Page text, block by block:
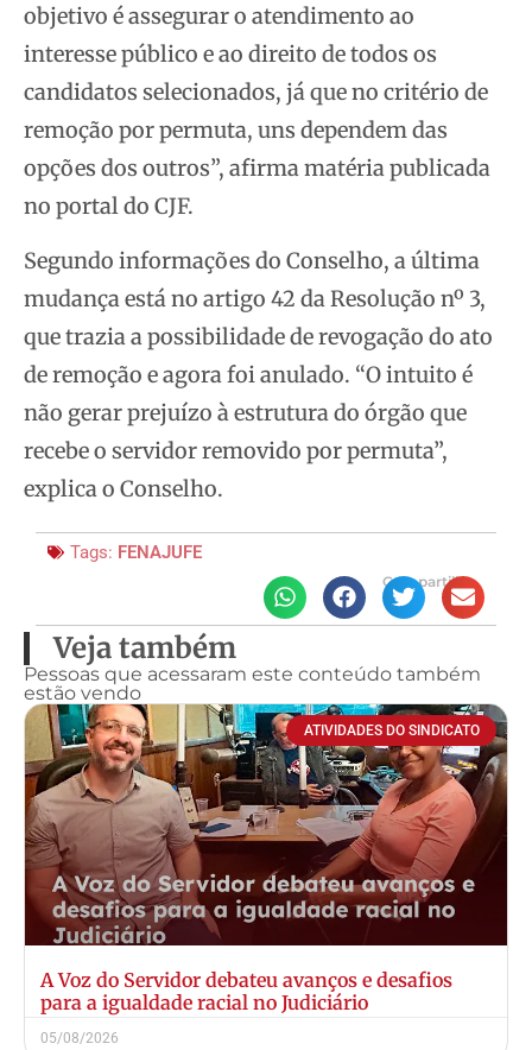
objetivo é assegurar o atendimento ao
interesse público e ao direito de todos os
candidatos selecionados, já que no critério de
remoção por permuta, uns dependem das
opções dos outros”, afirma matéria publicada
no portal do CJF.
Segundo informações do Conselho, a última
mudança está no artigo 42 da Resolução nº 3,
que trazia a possibilidade de revogação do ato
de remoção e agora foi anulado. “O intuito é
não gerar prejuízo à estrutura do órgão que
recebe o servidor removido por permuta”,
explica o Conselho.
Tags: FENAJUFE
Compartilhe
Veja também
Pessoas que acessaram este conteúdo também
estão vendo
ATIVIDADES DO SINDICATO
A Voz do Servidor debateu avanços e desafios
para a igualdade racial no Judiciário
05/08/2026